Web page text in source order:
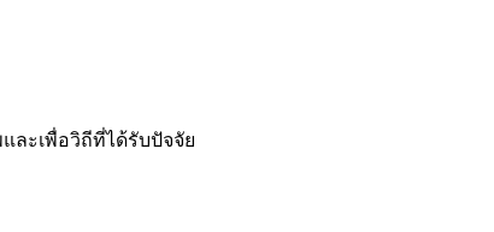
ะเพื่อวิถีที่ได้รับปัจจัย